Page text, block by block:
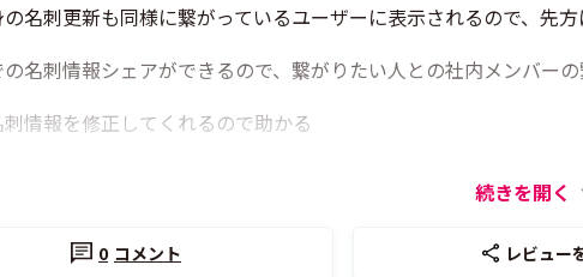
名刺更新も同様に繋がっているユーザーに表示されるので、先
の名刺情報シェアができるので、繋がりたい人との社内メンバー
刺情報を修正してくれるので助かる
続きを開く
0 コメント レビュー